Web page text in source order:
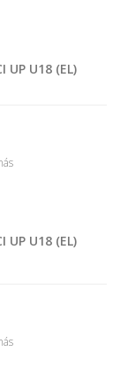
UP U18 (EL)
UP U18 (EL)